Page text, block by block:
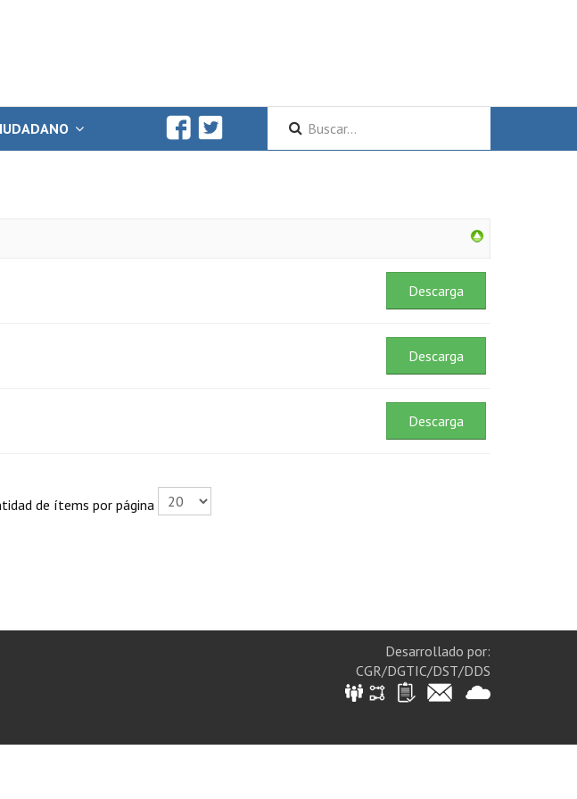
Descarga
Descarga
Descarga
de ítems por página
Desarrollado por:
CGR/DGTIC/DST/DDS